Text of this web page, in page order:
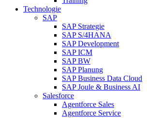
Technologie
SAP
SAP Strategie
SAP S/4HANA
SAP Development
SAP ICM
SAP BW
SAP Planung
SAP Business Data Cloud
SAP Joule & Business AI
Salesforce
Agentforce Sales
Agentforce Service